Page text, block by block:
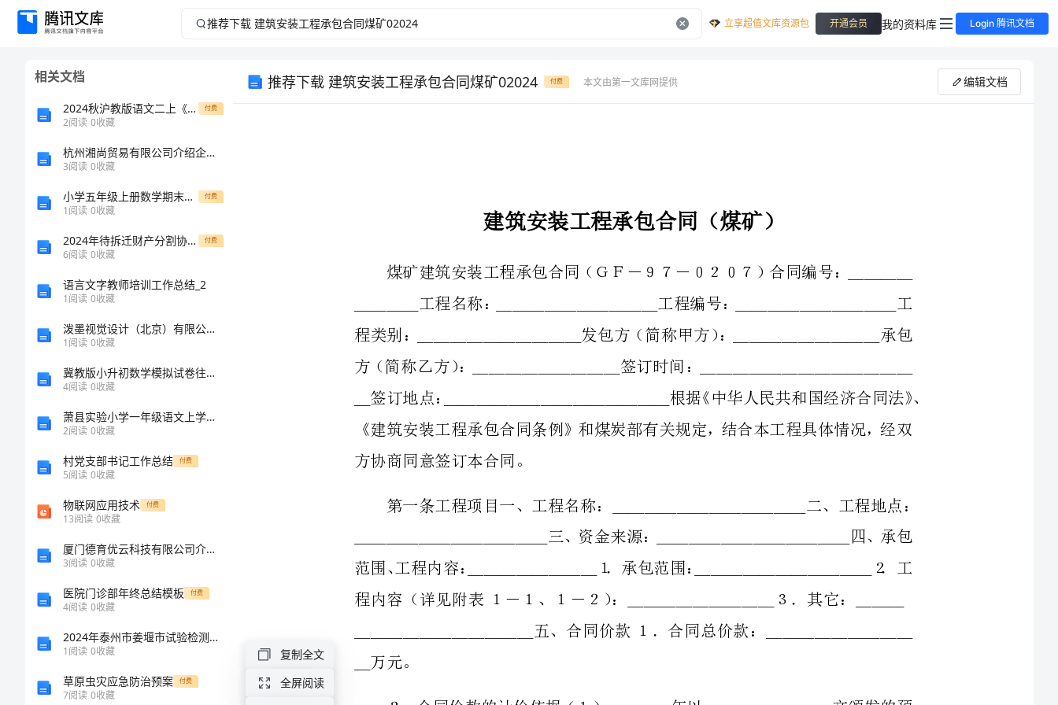
推
02024
立享超值文库资源包 开通会员 我的资料库 Login 腾讯文档
相关文档
2024秋沪教版语文二上《发烫的手指》word教学设计 付费
2阅读 0收藏
杭州湘尚贸易有限公司介绍企业发展分析报告
3阅读 0收藏
小学五年级上册数学期末考试试卷及答案（考点梳理） 付费
1阅读 0收藏
2024年待拆迁财产分割协议书 付费
6阅读 0收藏
语言文字教师培训工作总结_2
1阅读 0收藏
泼墨视觉设计（北京）有限公司介绍企业发展分析报告
1阅读 0收藏
冀教版小升初数学模拟试卷往年题考
4阅读 0收藏
萧县实验小学一年级语文上学期期末考试试卷 附答案
2阅读 0收藏
村党支部书记工作总结 付费
5阅读 0收藏
物联网应用技术 付费
13阅读 0收藏
厦门德育优云科技有限公司介绍企业发展分析报告
3阅读 0收藏
医院门诊部年终总结模板 付费
4阅读 0收藏
2024年泰州市姜堰市试验检测师之交通工程考试题库精品【历年真题】
1阅读 0收藏
草原虫灾应急防治预案 付费
7阅读 0收藏
推荐下载 建筑安装工程承包合同煤矿02024 付费 本文由第一文库网提供 编辑文档
以＿＿＿＿＿＿＿＿地区预算价格；（５）其它：＿＿＿＿＿＿＿＿＿＿＿＿＿
隐蔽的），并提供有关隐蔽障碍物资料。
煤矿建筑安装工程承包合同（ＧＦ－９７－０２０７）合同编号：＿＿＿＿
＿签订地点：＿＿＿＿＿＿＿＿＿＿＿＿＿＿根据《中华人民共和国经济合同法》、
《建筑安装工程承包合同条例》和煤炭部有关规定，结合本工程具体情况，经双
方协商同意签订本合同。
第一条工程项目一、工程名称：＿＿＿＿＿＿＿＿＿＿＿＿二、工程地点：
算定额（统一基价）；（２）＿＿＿＿年以＿＿＿＿＿＿＿＿文颁发的费用标准；
复制全文
全屏阅读